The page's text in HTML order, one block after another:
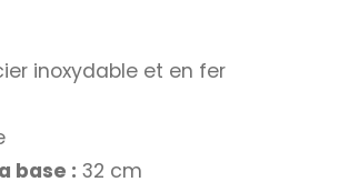
inoxydable et en fer
base : 32 cm